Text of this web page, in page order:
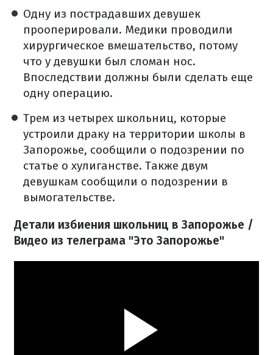
Одну из пострадавших девушек
прооперировали. Медики проводили
хирургическое вмешательство, потому
что у девушки был сломан нос.
Впоследствии должны были сделать еще
одну операцию.
Трем из четырех школьниц, которые
устроили драку на территории школы в
Запорожье, сообщили о подозрении по
статье о хулиганстве. Также двум
девушкам сообщили о подозрении в
вымогательстве.
Детали избиения школьниц в Запорожье /
Видео из телеграма "Это Запорожье"